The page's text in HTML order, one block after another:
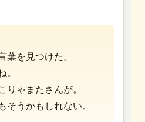
葉を見つけた。
りゃまたさんが。
うかもしれない。